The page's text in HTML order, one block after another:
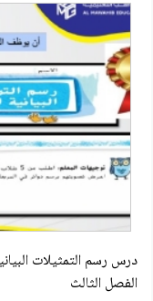
درس رسم التمثيلات
الفصل الثالث